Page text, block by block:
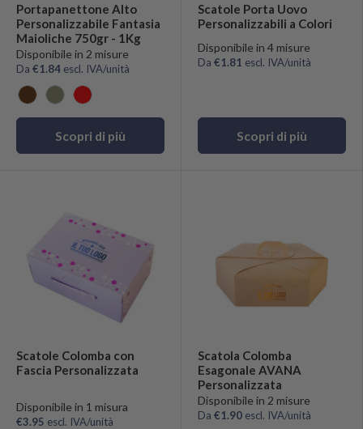
Portapanettone Alto
Personalizzabile Fantasia
Maioliche 750gr - 1Kg
Disponibile in 2 misure
Da €1.84 escl. IVA/unità
Marrone
Tortora
Rosso
Scopri di più
Scatole Porta Uovo
Personalizzabili a Colori
Disponibile in 4 misure
Da €1.81 escl. IVA/unità
Scopri di più
Scatole Colomba con
Fascia Personalizzata
Disponibile in 1 misura
€3.95 escl. IVA/unità
Scatola Colomba
Esagonale AVANA
Personalizzata
Disponibile in 2 misure
Da €1.90 escl. IVA/unità